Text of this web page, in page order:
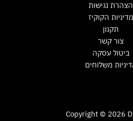
הצהרת נגישות
מדיניות הקוקיז
תקנון
צור קשר
ביטול עסקה
משלוחים
Copyright © 2026